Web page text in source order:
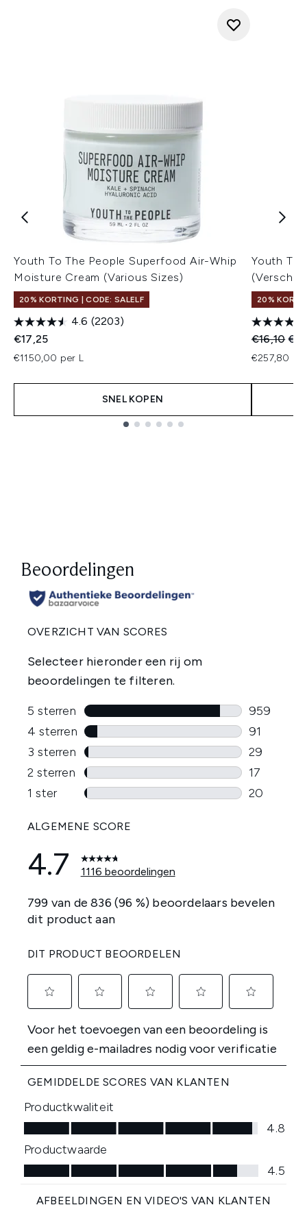
Youth To The People Superfood Air-Whip
Moisture Cream (Various Sizes)
20% KORTING | CODE: SALELF
4.6 (2203)
€17,25
€1150,00 per L
SNEL KOPEN
Youth To
20%
€16,10
€257,80